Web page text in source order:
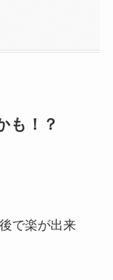
も！？
で楽が出来